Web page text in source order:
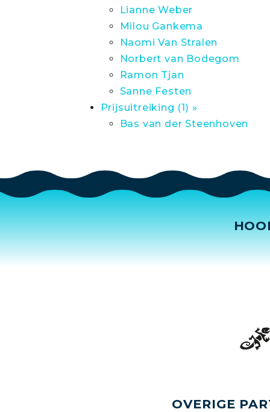
Lianne Weber
Milou Gankema
Naomi Van Stralen
Norbert van Bodegom
Ramon Tjan
Sanne Festen
Prijsuitreiking (1) »
Bas van der Steenhoven
OVERIGE